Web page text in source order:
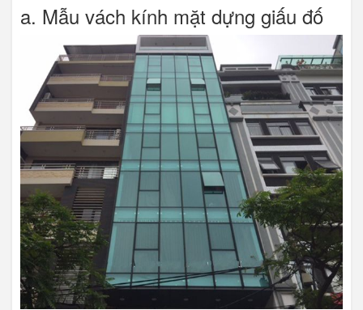
a. Mẫu vách kính mặt dựng giấu đố